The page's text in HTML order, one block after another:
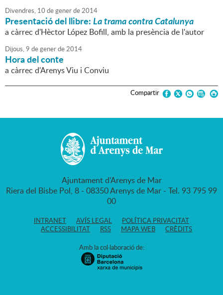
Divendres, 10 degenerde2014
Presentació del llibre:La trama contra Catalunya
a càrrec d'Hèctor López Bofill, amb la presència de l'autor
Dijous,9 degenerde2014
Hora del conte
a càrrec d'Arenys Viu i Conviu
Compartir
Ajuntament d'Arenys de Mar
Riera del Bisbe Pol, 8 - 08350 Arenys de Mar - Tel. 93 795 99
00
INTRANET AVÍS LEGAL
POLÍTICA PRIVACITAT
ACCESSIBILITAT
RSS MAPA WEB CRÈDITS
Amb la col·laboració de: